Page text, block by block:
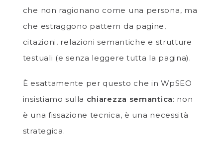
che non ragionano come una persona, ma
che estraggono pattern da pagine,
citazioni, relazioni semantiche e strutture
testuali (e senza leggere tutta la pagina).
È esattamente per questo che in WpSEO
insistiamo sulla chiarezza semantica: non
è una fissazione tecnica, è una necessità
strategica.